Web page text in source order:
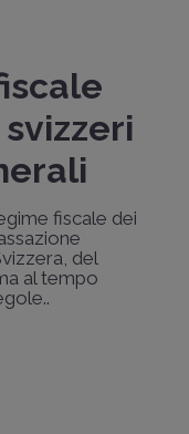
fiscale dei
del
al tempo